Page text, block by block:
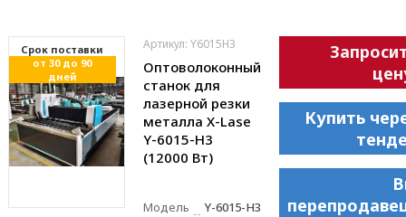
Cрок поставки
от 30 до 90
дней
Артикул: Y6015H3
Оптоволоконный
станок для
лазерной резки
металла X-Lase
Y-6015-H3
(12000 Вт)
Модель Y-6015-H3
Купить